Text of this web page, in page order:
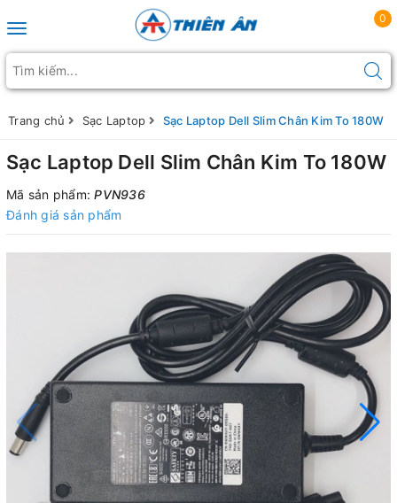
Toggle navigation
0
Trang chủ Sạc Laptop Sạc Laptop Dell Slim Chân Kim To 180W
Sạc Laptop Dell Slim Chân Kim To 180W
Mã sản phẩm:PVN936
Đánh giá sản phẩm